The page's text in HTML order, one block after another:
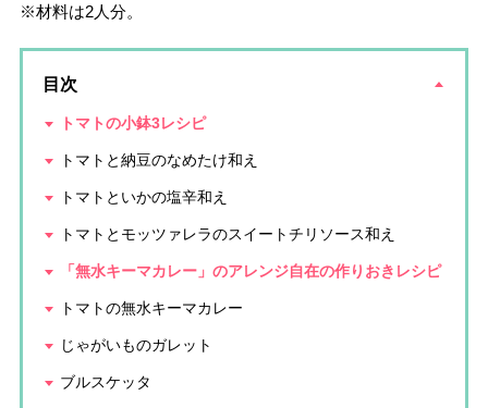
※材料は2人分。
目次
トマトの小鉢3レシピ
トマトと納豆のなめたけ和え
トマトといかの塩辛和え
トマトとモッツァレラのスイートチリソース和え
「無水キーマカレー」のアレンジ自在の作りおきレシピ
トマトの無水キーマカレー
じゃがいものガレット
ブルスケッタ